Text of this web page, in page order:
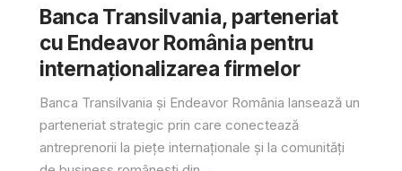
Banca Transilvania, parteneriat
cu Endeavor România pentru
internaționalizarea firmelor
Banca Transilvania și Endeavor România lansează un
parteneriat strategic prin care conectează
antreprenorii la piețe internaționale și la comunități